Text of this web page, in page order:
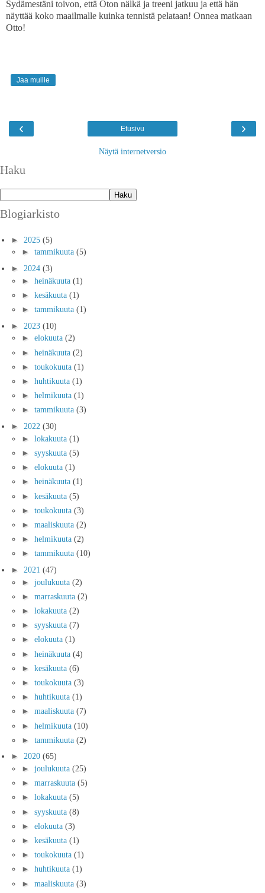
Sydämestäni toivon, että Oton nälkä ja treeni jatkuu ja että hän
näyttää koko maailmalle kuinka tennistä pelataan! Onnea matkaan
Otto!
Jaa muille
‹ ›
Etusivu
Näytä internetversio
Haku
Blogiarkisto
► 2025 (5)
► tammikuuta (5)
► 2024 (3)
► heinäkuuta (1)
► kesäkuuta (1)
► tammikuuta (1)
► 2023 (10)
► elokuuta (2)
► heinäkuuta (2)
► toukokuuta (1)
► huhtikuuta (1)
► helmikuuta (1)
► tammikuuta (3)
► 2022 (30)
► lokakuuta (1)
► syyskuuta (5)
► elokuuta (1)
► heinäkuuta (1)
► kesäkuuta (5)
► toukokuuta (3)
► maaliskuuta (2)
► helmikuuta (2)
► tammikuuta (10)
► 2021 (47)
► joulukuuta (2)
► marraskuuta (2)
► lokakuuta (2)
► syyskuuta (7)
► elokuuta (1)
► heinäkuuta (4)
► kesäkuuta (6)
► toukokuuta (3)
► huhtikuuta (1)
► maaliskuuta (7)
► helmikuuta (10)
► tammikuuta (2)
► 2020 (65)
► joulukuuta (25)
► marraskuuta (5)
► lokakuuta (5)
► syyskuuta (8)
► elokuuta (3)
► kesäkuuta (1)
► toukokuuta (1)
► huhtikuuta (1)
► maaliskuuta (3)